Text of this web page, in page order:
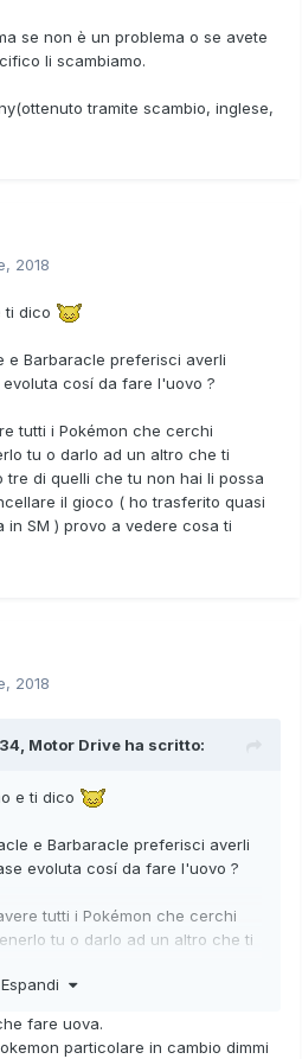
se non è un problema o se avete
li scambiamo.
tramite scambio, inglese,
2018
ti dico
e Barbaracle preferisci averli
cosí da fare l'uovo ?
tutti i Pokémon che cerchi
tu o darlo ad un altro che ti
tre di quelli che tu non hai li possa
il gioco ( ho trasferito quasi
in SM ) provo a vedere cosa ti
2018
Motor Drive ha scritto:
e ti dico
e Barbaracle preferisci averli
evoluta cosí da fare l'uovo ?
tutti i Pokémon che cerchi
tu o darlo ad un altro che ti
di cancellare il gioco ( ho
Espandi
fare uova.
particolare in cambio dimmi